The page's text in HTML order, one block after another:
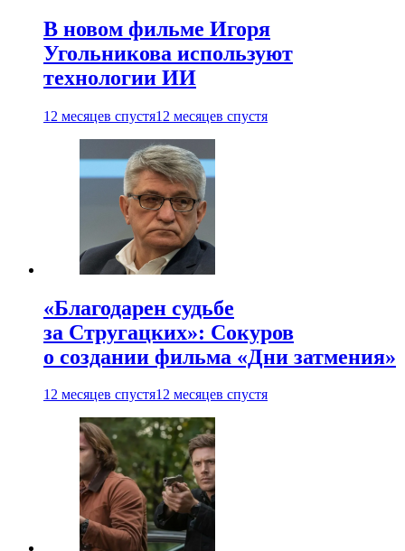
В новом фильме Игоря
Угольникова используют
технологии ИИ
12 месяцев спустя12 месяцев спустя
«Благодарен судьбе
за Стругацких»: Сокуров
о создании фильма «Дни затмения»
12 месяцев спустя12 месяцев спустя